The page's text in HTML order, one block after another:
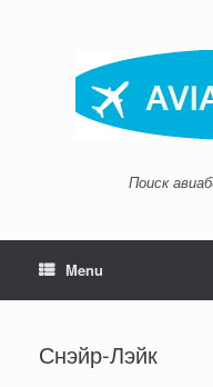
Поиск
Menu
Снэйр-Лэйк